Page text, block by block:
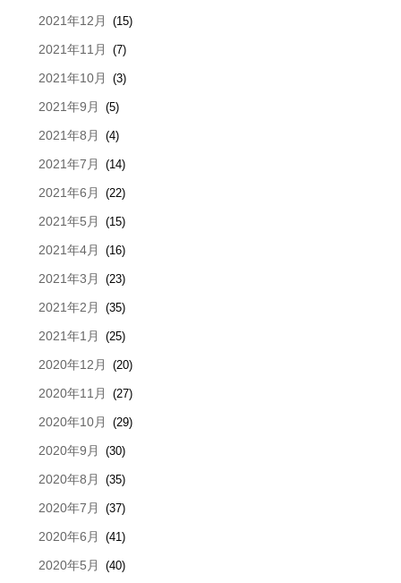
2021年12月 (15)
2021年11月 (7)
2021年10月 (3)
2021年9月 (5)
2021年8月 (4)
2021年7月 (14)
2021年6月 (22)
2021年5月 (15)
2021年4月 (16)
2021年3月 (23)
2021年2月 (35)
2021年1月 (25)
2020年12月 (20)
2020年11月 (27)
2020年10月 (29)
2020年9月 (30)
2020年8月 (35)
2020年7月 (37)
2020年6月 (41)
2020年5月 (40)